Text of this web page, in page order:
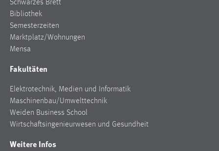
Schwarzes Brett
Bibliothek
Semesterzeiten
Marktplatz/Wohnungen
Mensa
Fakultäten
Elektrotechnik, Medien und Informatik
Maschinenbau/Umwelttechnik
Weiden Business School
Wirtschaftsingenieurwesen und Gesundheit
Weitere Infos